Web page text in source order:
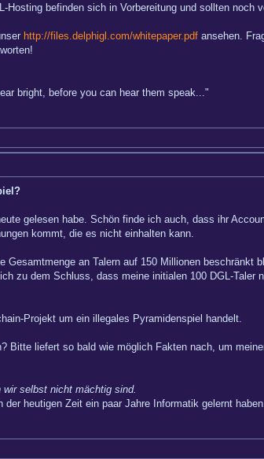
befinden sich in Vorbereitung und sollten noch
http://files.delphigl.com/whitepaper.pdf ansehen.
bright, before you can hear them speak..."
gelesen habe. Schön finde ich auch, dass ihr
kommt, die es nicht einhalten kann.
an Talern auf 150 Millionen beschränkt
zu dem Schluss, dass meine initialen 100 DGL-Taler
Projekt um ein illegales Pyramidenspiel handelt.
Bitte liefert so bald wie möglich Fakten nach, um
selbst nicht mächtig sind.
der heutigen Zeit ein paar Jahre Informatik gelernt